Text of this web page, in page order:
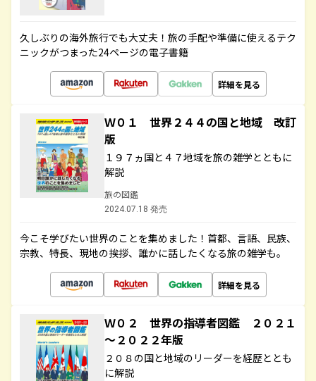
久しぶりの海外旅行でも大丈夫！旅の手配や準備に使えるテク
ニックがつまった24ページの電子書籍
詳細を見る
Ｗ０１ 世界２４４の国と地域 改訂
版
１９７ヵ国と４７地域を旅の雑学とともに
解説
旅の図鑑
2024.07.18 発売
今こそ学びたい世界のことを集めました！首都、言語、民族、
宗教、特長、現地の挨拶、誰かに話したくなる旅の雑学も。
詳細を見る
Ｗ０２ 世界の指導者図鑑 ２０２１
～２０２２年版
２０８の国と地域のリーダーを経歴ととも
に解説